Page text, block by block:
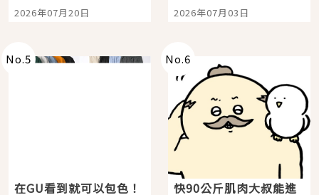
時間洗鍊的經典之作五
選
2026年07月20日 大都市餐廳，打造專屬
美食體驗！
2026年07月03日
No.5
在GU看到就可以包色！
No.6
快90公斤肌肉大叔能進